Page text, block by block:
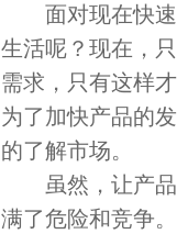
面对现在快速
生活呢？现在，
需求，只有这样
为了加快产品的
的了解市场。
虽然，让产品
满了危险和竞争